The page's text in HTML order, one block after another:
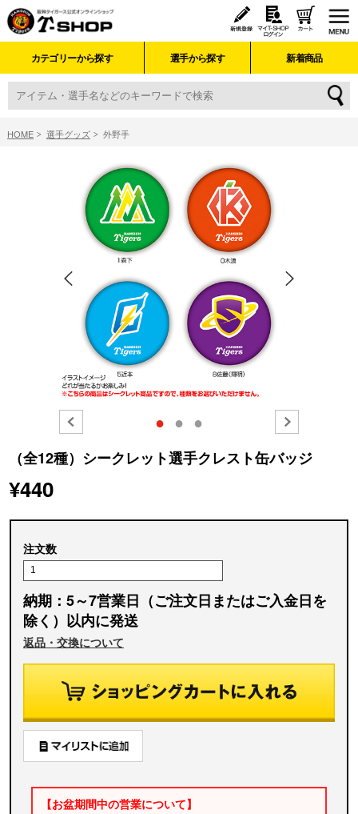
カテゴリーから探す 選手から探す 新着商品
HOME 選手グッズ 外野手
● ● ●
（全12種）シークレット選手クレスト缶バッジ
¥440
注文数
納期：5～7営業日（ご注文日またはご入金日を
除く）以内に発送
返品・交換について
【お盆期間中の営業について】